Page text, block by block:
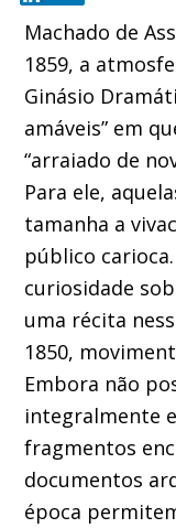
Machado de
1859, a
Ginásio
amáveis” em
“arraiado de
Para ele,
tamanha a
público
curiosidade
uma récita
1850,
Embora não
integralmente
fragmentos
documentos
época